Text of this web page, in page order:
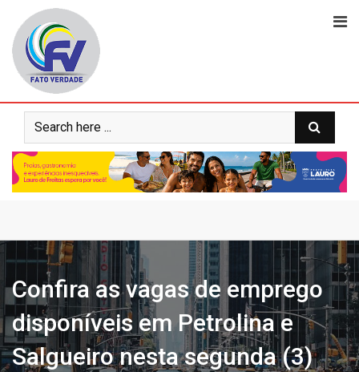
content
Confira as vagas de emprego
disponíveis em Petrolina e
Salgueiro nesta segunda (3)